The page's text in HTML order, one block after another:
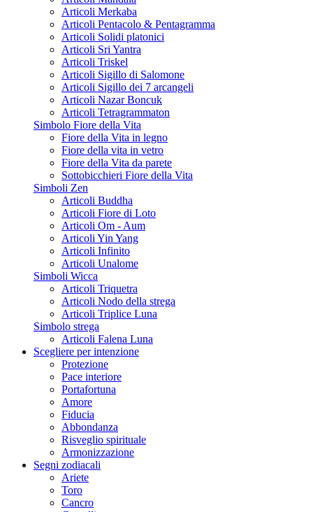
Articoli Merkaba
Articoli Pentacolo & Pentagramma
Articoli Solidi platonici
Articoli Sri Yantra
Articoli Triskel
Articoli Sigillo di Salomone
Articoli Sigillo dei 7 arcangeli
Articoli Nazar Boncuk
Articoli Tetragrammaton
Simbolo Fiore della Vita
Fiore della Vita in legno
Fiore della vita in vetro
Fiore della Vita da parete
Sottobicchieri Fiore della Vita
Simboli Zen
Articoli Buddha
Articoli Fiore di Loto
Articoli Om - Aum
Articoli Yin Yang
Articoli Infinito
Articoli Unalome
Simboli Wicca
Articoli Triquetra
Articoli Nodo della strega
Articoli Triplice Luna
Simbolo strega
Articoli Falena Luna
Scegliere per intenzione
Protezione
Pace interiore
Portafortuna
Amore
Fiducia
Abbondanza
Risveglio spirituale
Armonizzazione
Segni zodiacali
Ariete
Toro
Cancro